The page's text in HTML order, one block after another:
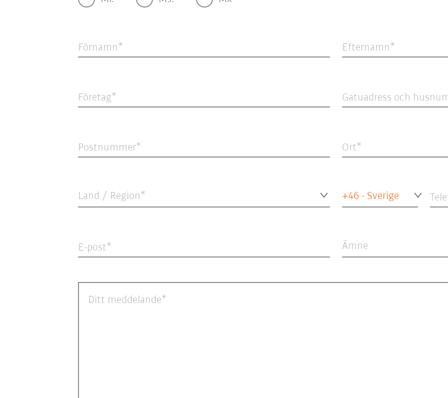
Förnamn Efternamn
Företag Gatuadress och
Postnummer Ort
Land / Region* +46 - Sverige
E-post Ämne
Ditt meddelande